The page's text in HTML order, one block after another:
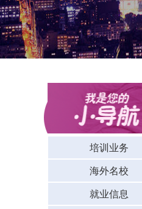
培训业务
海外名校
就业信息